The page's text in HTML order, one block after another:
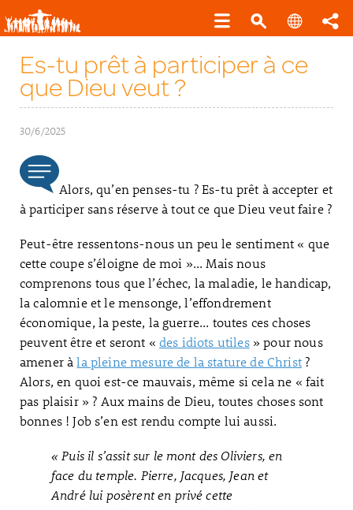
Es-tu prêt à participer à ce
que Dieu veut ?
30/6/2025
Alors, qu’en penses-tu ? Es-tu prêt à accepter et
à participer sans réserve à tout ce que Dieu veut faire ?
Peut-être ressentons-nous un peu le sentiment « que
cette coupe s’éloigne de moi »... Mais nous
comprenons tous que l’échec, la maladie, le handicap,
la calomnie et le mensonge, l’effondrement
économique, la peste, la guerre... toutes ces choses
peuvent être et seront «des idiots utiles» pour nous
amener àla pleine mesure de la stature de Christ?
Alors, en quoi est-ce mauvais, même si cela ne « fait
pas plaisir » ? Aux mains de Dieu, toutes choses sont
bonnes ! Job s’en est rendu compte lui aussi.
« Puis il s’assit sur le mont des Oliviers, en
face du temple. Pierre, Jacques, Jean et
André lui posèrent en privé cette